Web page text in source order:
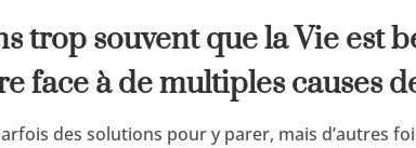
trop souvent que la Vie est
face à de multiples causes
des solutions pour y parer, mais d’autres